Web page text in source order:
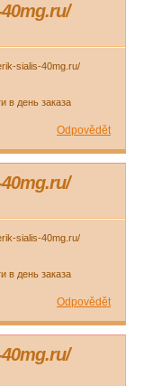
sialis-40mg.ru/
в день заказа
Odpovědět
sialis-40mg.ru/
в день заказа
Odpovědět